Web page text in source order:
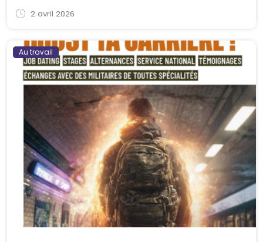
2 avril 2026
Au travail